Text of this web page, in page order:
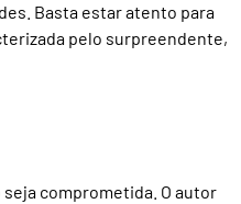
Basta estar atento para
pelo surpreendente,
comprometida. O autor